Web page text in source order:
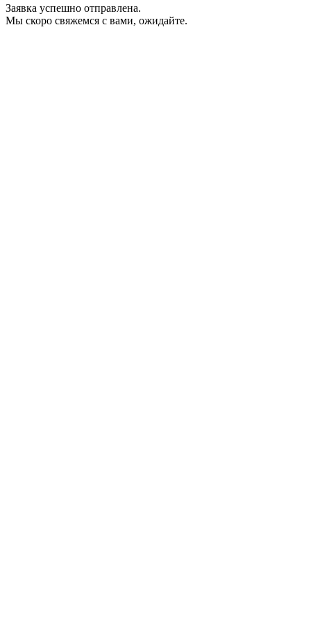
Заявка успешно отправлена.
Мы скоро свяжемся с вами, ожидайте.